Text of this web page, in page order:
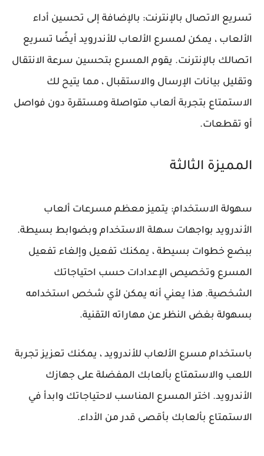
تسريع الاتصال بالإنترنت: بالإضافة إلى تحسين أداء
الألعاب ، يمكن لمسرع الألعاب للأندرويد أيضًا تسريع
اتصالك بالإنترنت. يقوم المسرع بتحسين سرعة الانتقال
وتقليل بيانات الإرسال والاستقبال ، مما يتيح لك
الاستمتاع بتجربة ألعاب متواصلة ومستقرة دون فواصل
أو تقطعات.
المميزة الثالثة
سهولة الاستخدام: يتميز معظم مسرعات ألعاب
الأندرويد بواجهات سهلة الاستخدام وبضوابط بسيطة.
ببضع خطوات بسيطة ، يمكنك تفعيل وإلغاء تفعيل
المسرع وتخصيص الإعدادات حسب احتياجاتك
الشخصية. هذا يعني أنه يمكن لأي شخص استخدامه
بسهولة بغض النظر عن مهاراته التقنية.
باستخدام مسرع الألعاب للأندرويد ، يمكنك تعزيز تجربة
اللعب والاستمتاع بألعابك المفضلة على جهازك
الأندرويد. اختر المسرع المناسب لاحتياجاتك وابدأ في
الاستمتاع بألعابك بأقصى قدر من الأداء.